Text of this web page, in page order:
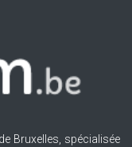
Bruxelles, spécialisée